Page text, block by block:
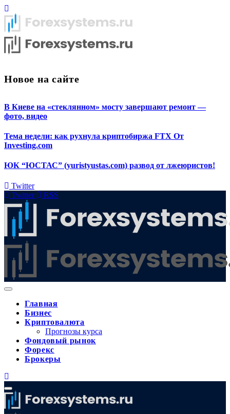
Новое на сайте
В Киеве на «стеклянном» мосту завершают ремонт —
фото, видео
Тема недели: как рухнула криптобиржа FTX От
Investing.com
ЮК “ЮСТАС” (yuristyustas.com) развод от лжеюристов!
Twitter
Twitter
RSS
Главная
Бизнес
Криптовалюта
Прогнозы курса
Фондовый рынок
Форекс
Брокеры